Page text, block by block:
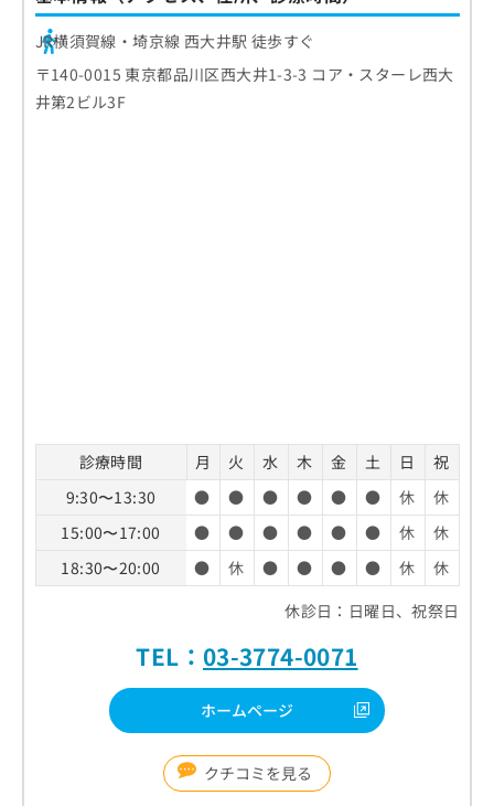
JR横須賀線・埼京線 西大井駅 徒歩すぐ
〒140-0015 東京都品川区西大井1-3-3 コア・スターレ西大
井第2ビル3F
診療時間 月 火 水 木 金 土 日
祝
9:30〜13:30
● ● ● ● ● ● 休
休
15:00〜17:00
● ● ● ● ● ● 休
休
18:30〜20:00
● 休 ● ● ● ● 休
休
休診日：日曜日、祝祭日
TEL： 03-3774-0071
ホームページ
クチコミを見る